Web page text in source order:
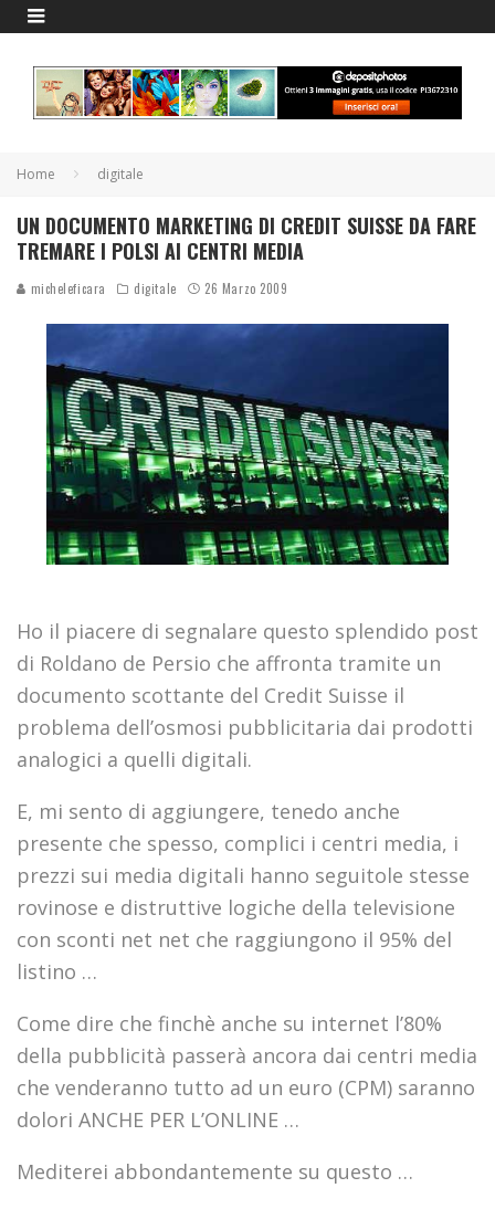
Home digitale
UN DOCUMENTO MARKETING DI CREDIT SUISSE DA FARE
TREMARE I POLSI AI CENTRI MEDIA
micheleficara digitale 26 Marzo 2009
Ho il piacere di segnalare questo splendido post
di Roldano de Persio che affronta tramite un
documento scottante del Credit Suisse il
problema dell’osmosi pubblicitaria dai prodotti
analogici a quelli digitali.
E, mi sento di aggiungere, tenedo anche
presente che spesso, complici i centri media, i
prezzi sui media digitali hanno seguitole stesse
rovinose e distruttive logiche della televisione
con sconti net net che raggiungono il 95% del
listino …
Come dire che finchè anche su internet l’80%
della pubblicità passerà ancora dai centri media
che venderanno tutto ad un euro (CPM) saranno
dolori ANCHE PER L’ONLINE …
Mediterei abbondantemente su questo …